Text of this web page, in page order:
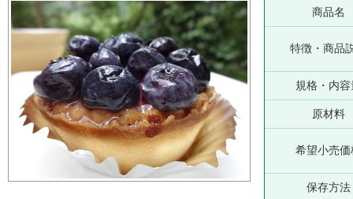
商品名
特徴・商品
規格・内容
原材料
希望小売価
保存方法